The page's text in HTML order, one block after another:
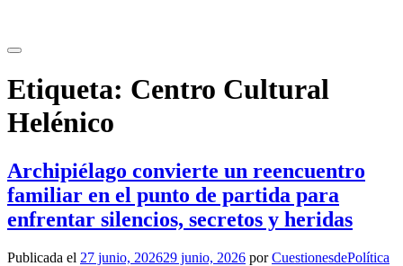
contenido
Etiqueta: Centro Cultural
Helénico
Archipiélago convierte un reencuentro
familiar en el punto de partida para
enfrentar silencios, secretos y heridas
Publicada el 27 junio, 202629 junio, 2026 porCuestionesdePolítica